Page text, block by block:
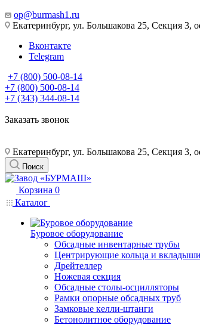
op@burmash1.ru
Екатеринбург, ул. Большакова 25, Секция 3,
Вконтакте
Telegram
+7 (800) 500-08-14
+7 (800) 500-08-14
+7 (343) 344-08-14
Заказать звонок
Екатеринбург, ул. Большакова 25, Секция 3,
Поиск
Корзина 0
Каталог
Буровое оборудование
Обсадные инвентарные трубы
Центрирующие кольца и вкладыши
Дрейтеллер
Ножевая секция
Обсадные столы-осцилляторы
Рамки опорные обсадных труб
Замковые келли-штанги
Бетонолитное оборудование